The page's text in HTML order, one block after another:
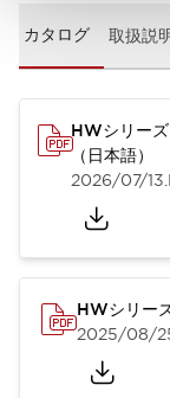
カタログ 取扱説
HWシリー
（日本語）
2026/07/13
HWシリー
2025/08/